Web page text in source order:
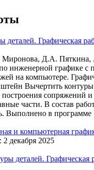
деталей. Графическая
Д.А. Пяткина,
инженерной графике с
на компьютере.
Вычертить контуры
сопряжений и
части. В состав
Выполнено в программе
и компьютерная
: 2 декабря 2025